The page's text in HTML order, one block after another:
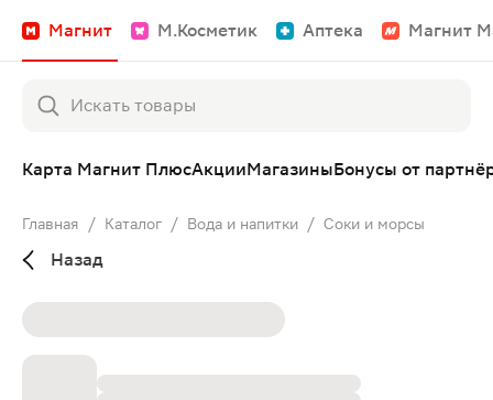
Магнит М.Косметик Аптека Магнит
Карта Магнит ПлюсАкцииМагазиныБонусы от
Главная / Каталог / Вода и напитки / Соки и морсы
Назад